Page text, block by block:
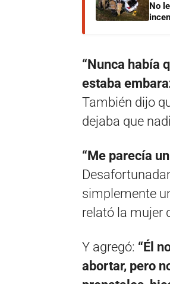
No
“Nunca había
estaba
También dijo
dejaba que
“Me parecía
simplemente
relató la mujer
Y agregó: “Él
abortar, pero